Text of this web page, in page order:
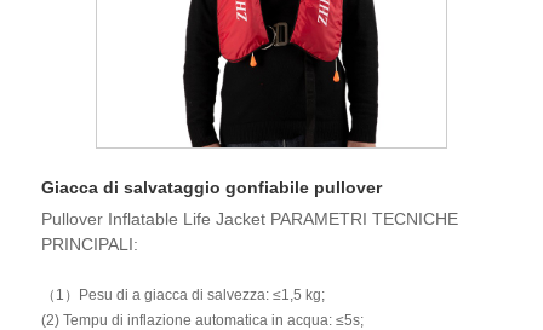
Giacca di salvataggio gonfiabile pullover
Pullover Inflatable Life Jacket PARAMETRI TECNICHE
PRINCIPALI:
（1）Pesu di a giacca di salvezza: ≤1,5 ​​kg;
(2) Tempu di inflazione automatica in acqua: ≤5s;